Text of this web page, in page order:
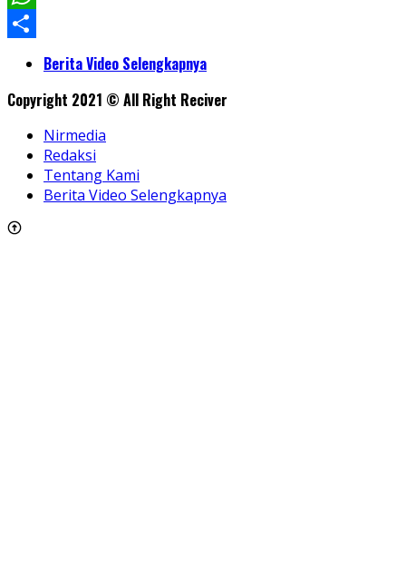
WhatsApp
ShareBerita Video Selengkapnya
Copyright 2021 © All Right Reciver
Nirmedia
Redaksi
Tentang Kami
Berita Video Selengkapnya